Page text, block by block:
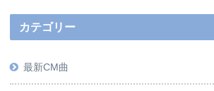
カテゴリー
最新CM曲